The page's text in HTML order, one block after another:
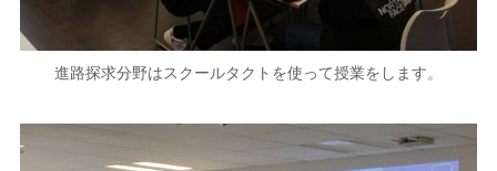
進路探求分野はスクールタクトを使って授業をします。